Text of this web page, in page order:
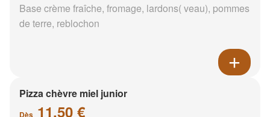
Base crème fraîche, fromage, lardons( veau), pommes
de terre, reblochon
Pizza chèvre miel junior
Dès 11.50 €